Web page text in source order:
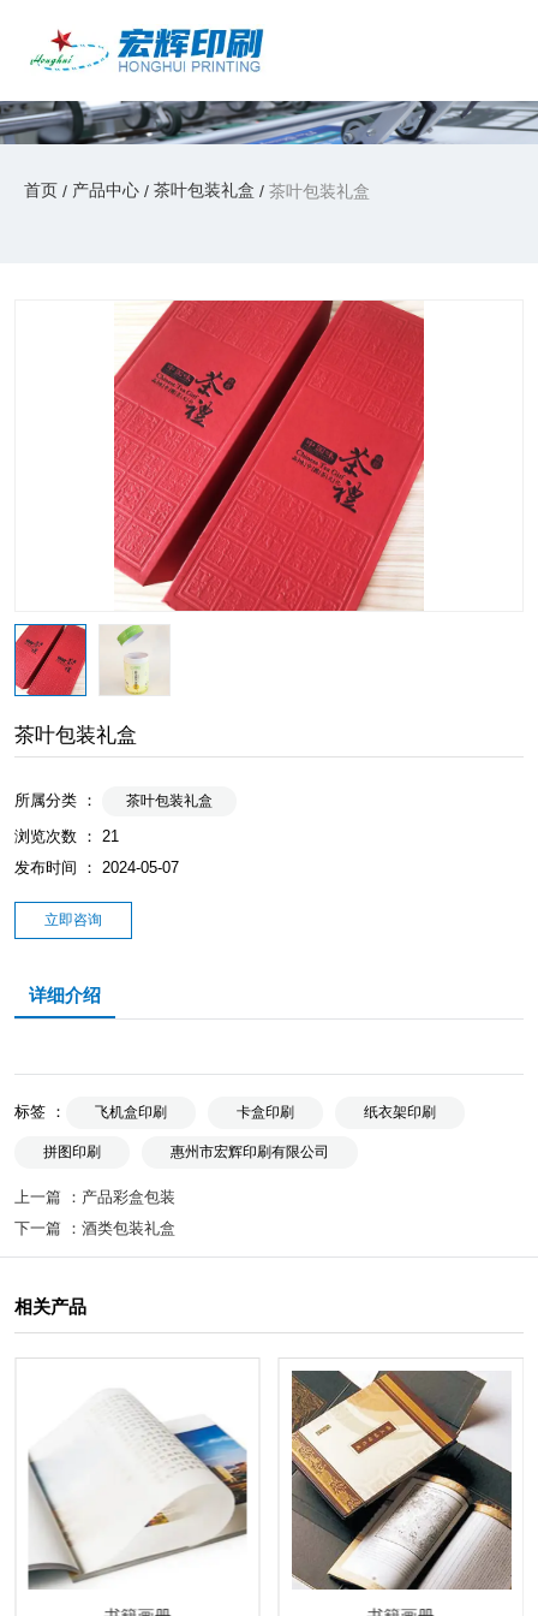
产品中心
首页/产品中心 /茶叶包装礼盒 /茶叶包装礼盒
产品中心
首页 / 产品中心 / 茶叶包装礼盒 / 茶叶包装礼盒
茶叶包装礼盒
所属分类 ： 茶叶包装礼盒
浏览次数 ： 21
发布时间 ： 2024-05-07
立即咨询
详细介绍
标签 ： 飞机盒印刷 卡盒印刷 纸衣架印刷
拼图印刷 惠州市宏辉印刷有限公司
上一篇 ： 产品彩盒包装
下一篇 ： 酒类包装礼盒
相关产品